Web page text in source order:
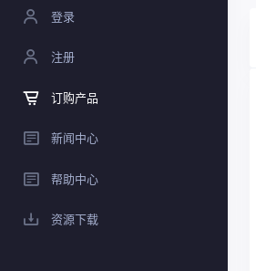
登录
注册
订购产品
新闻中心
帮助中心
资源下载